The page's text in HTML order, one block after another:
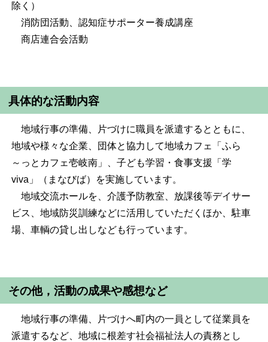
除く）
消防団活動、認知症サポーター養成講座
商店連合会活動
具体的な活動内容
地域行事の準備、片づけに職員を派遣するとともに、
地域や様々な企業、団体と協力して地域カフェ「ふら
～っとカフェ壱岐南」、子ども学習・食事支援「学
viva」（まなびば）を実施しています。
地域交流ホールを、介護予防教室、放課後等デイサー
ビス、地域防災訓練などに活用していただくほか、駐車
場、車輌の貸し出しなども行っています。
その他，活動の成果や感想など
地域行事の準備、片づけへ町内の一員として従業員を
派遣するなど、地域に根差す社会福祉法人の責務とし